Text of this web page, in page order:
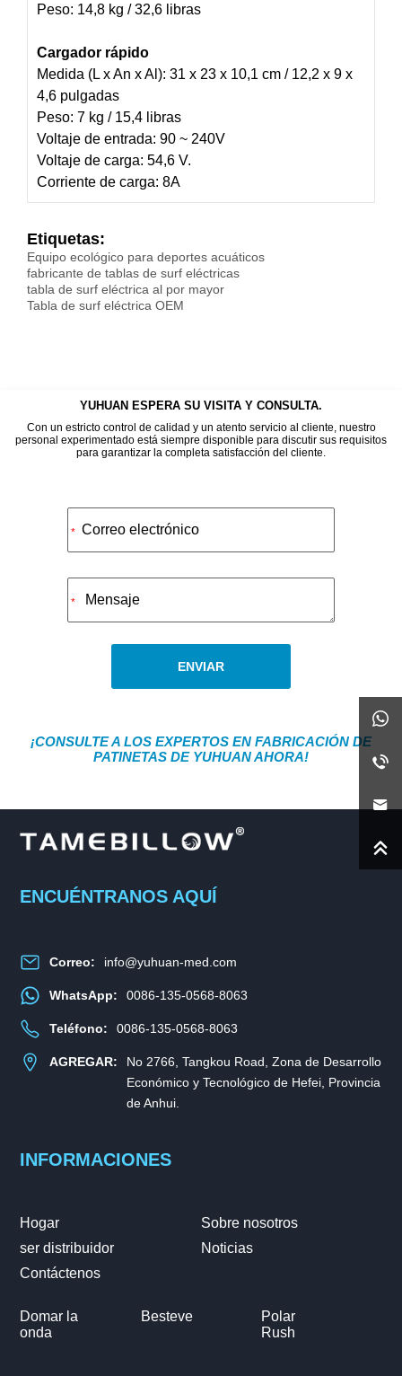
Peso: 14,8 kg / 32,6 libras
Cargador rápido
Medida (L x An x Al): 31 x 23 x 10,1 cm / 12,2 x 9 x
4,6 pulgadas
Peso: 7 kg / 15,4 libras
Voltaje de entrada: 90 ~ 240V
Voltaje de carga: 54,6 V.
Corriente de carga: 8A
Etiquetas:
Equipo ecológico para deportes acuáticos
fabricante de tablas de surf eléctricas
tabla de surf eléctrica al por mayor
Tabla de surf eléctrica OEM
YUHUAN ESPERA SU VISITA Y CONSULTA.
Con un estricto control de calidad y un atento servicio al cliente, nuestro
personal experimentado está siempre disponible para discutir sus requisitos
para garantizar la completa satisfacción del cliente.
*
*
ENVIAR
Alternative:
¡CONSULTE A LOS EXPERTOS EN FABRICACIÓN DE
PATINETAS DE YUHUAN AHORA!
ENCUÉNTRANOS AQUÍ
Correo: info@yuhuan-med.com
WhatsApp: 0086-135-0568-8063
Teléfono: 0086-135-0568-8063
AGREGAR:
No 2766, Tangkou Road, Zona de Desarrollo
Económico y Tecnológico de Hefei, Provincia
de Anhui.
INFORMACIONES
Hogar
Sobre nosotros
ser distribuidor
Noticias
Contáctenos
Domar la
onda
Besteve
Polar
Rush